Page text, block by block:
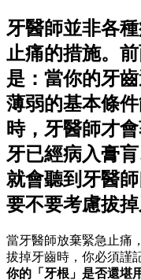
牙醫師並非各
止痛的措施。
是：當你的牙
薄弱的基本條
時，牙醫師才
牙已經病入膏
就會聽到牙醫
要不要考慮拔掉
當牙醫師放棄緊急止痛
拔掉牙齒時，你必須謹
你的「牙根」是否還堪用